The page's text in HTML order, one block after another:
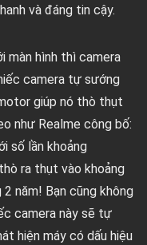
và đáng tin cậy.
màn hình thì camera
camera tự sướng
giúp nó thò thụt
như Realme công bố:
số lần khoảng
ra thụt vào khoảng
năm! Bạn cũng không
camera này sẽ tự
hiện máy có dấu hiệu